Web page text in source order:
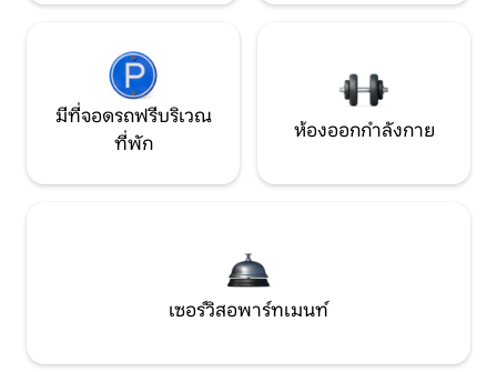
มีที่จอดรถฟรีบริเวณ
ที่พัก
ห้องออกกำลังกาย
เซอร์วิสอพาร์ทเมนท์